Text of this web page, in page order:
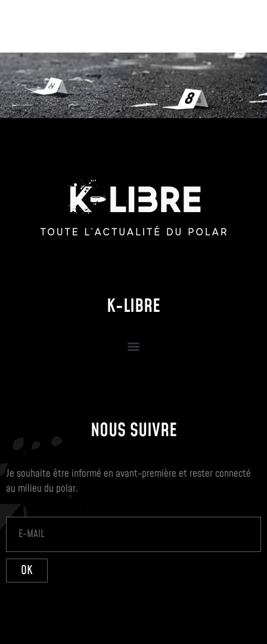
K-LIBRE
NOUS SUIVRE
Je souhaite être informé en avant-première et rester connecté
au milieu du polar.
OK